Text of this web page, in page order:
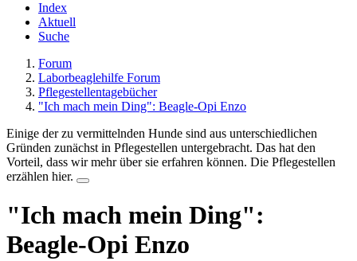
Index
Aktuell
Suche
Forum
Laborbeaglehilfe Forum
Pflegestellentagebücher
"Ich mach mein Ding": Beagle-Opi Enzo
Einige der zu vermittelnden Hunde sind aus unterschiedlichen
Gründen zunächst in Pflegestellen untergebracht. Das hat den
Vorteil, dass wir mehr über sie erfahren können. Die Pflegestellen
erzählen hier.
"Ich mach mein Ding":
Beagle-Opi Enzo